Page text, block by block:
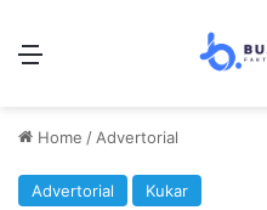
Menu
Home / Advertorial
Advertorial Kukar